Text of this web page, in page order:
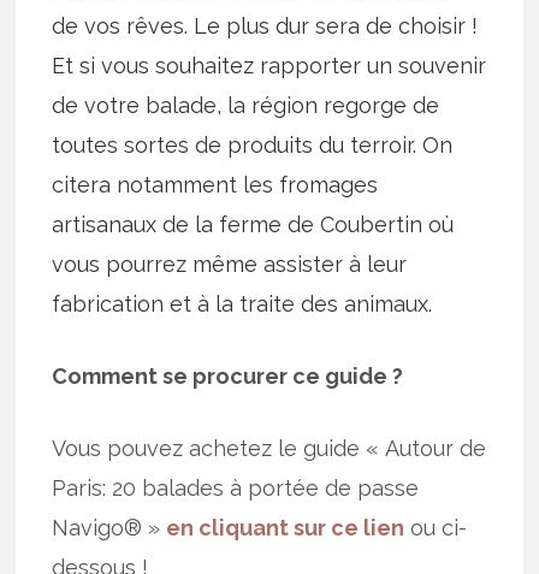
de vos rêves. Le plus dur sera de choisir !
Et si vous souhaitez rapporter un souvenir
de votre balade, la région regorge de
toutes sortes de produits du terroir. On
citera notamment les fromages
artisanaux de la ferme de Coubertin où
vous pourrez même assister à leur
fabrication et à la traite des animaux.
Comment se procurer ce guide ?
Vous pouvez achetez le guide « Autour de
Paris: 20 balades à portée de passe
Navigo® » en cliquant sur ce lien ou ci-
dessous !